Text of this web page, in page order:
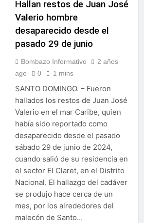
Hallan restos de Juan José
Valerio hombre
desaparecido desde el
pasado 29 de junio
Bombazo Informativo
2 años
ago
0 1 mins
SANTO DOMINGO. – Fueron
hallados los restos de Juan José
Valerio en el mar Caribe, quien
había sido reportado como
desaparecido desde el pasado
sábado 29 de junio de 2024,
cuando salió de su residencia en
el sector El Claret, en el Distrito
Nacional. El hallazgo del cadáver
se produjo hace cerca de un
mes, por los alrededores del
malecón de Santo…